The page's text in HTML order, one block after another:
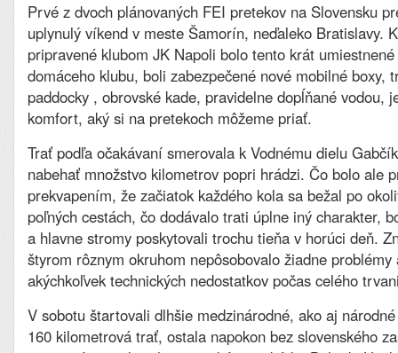
Prvé z dvoch plánovaných FEI pretekov na Slovensku
uplynulý víkend v meste Šamorín, neďaleko Bratislavy.
pripravené klubom JK Napoli bolo tento krát
domáceho klubu, boli zabezpečené nové mobilné boxy,
paddocky , obrovské kade, pravidelne dopĺňané vodou,
komfort, aký si na pretekoch môžeme priať.
Trať podľa očakávaní smerovala k Vodnému dielu
nabehať množstvo kilometrov popri hrádzi. Čo bolo ale
prekvapením, že začiatok každého kola sa bežal po
poľných cestách, čo dodávalo trati úplne iný charakter,
a hlavne stromy poskytovali trochu tieňa v horúci deň.
štyrom rôznym okruhom nepôsobovalo žiadne
akýchkoľvek technických nedostatkov počas celého
V sobotu štartovali dlhšie medzinárodné, ako aj
160 kilometrová trať, ostala napokon bez slovenského